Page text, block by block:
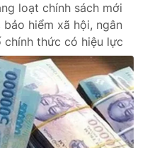
video
Thể thao
sản
loạt chính sách mới
hiểm xã hội, ngân
chính thức có hiệu lực